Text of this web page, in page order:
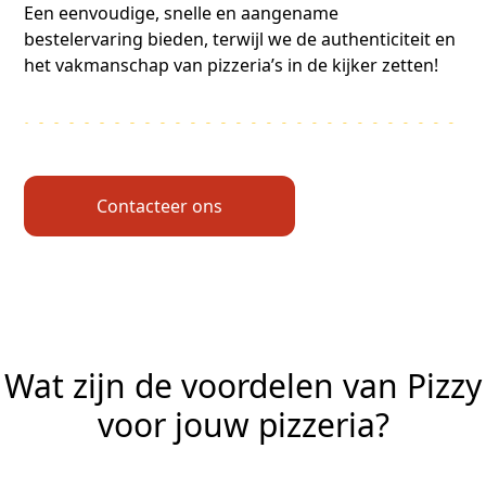
Een eenvoudige, snelle en aangename
bestelervaring bieden, terwijl we de authenticiteit en
het vakmanschap van pizzeria’s in de kijker zetten!
Contacteer ons
Wat zijn de voordelen van Pizzy
voor jouw pizzeria?